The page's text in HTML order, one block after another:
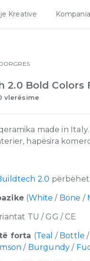
Kreative Kompania
2.0 Bold Colors
vlerësime
made in
hapësira
2.0 përbëhet
(White / Bone /
TU / GG / CE
forta (Teal / Bottle /
/ Burgundy /